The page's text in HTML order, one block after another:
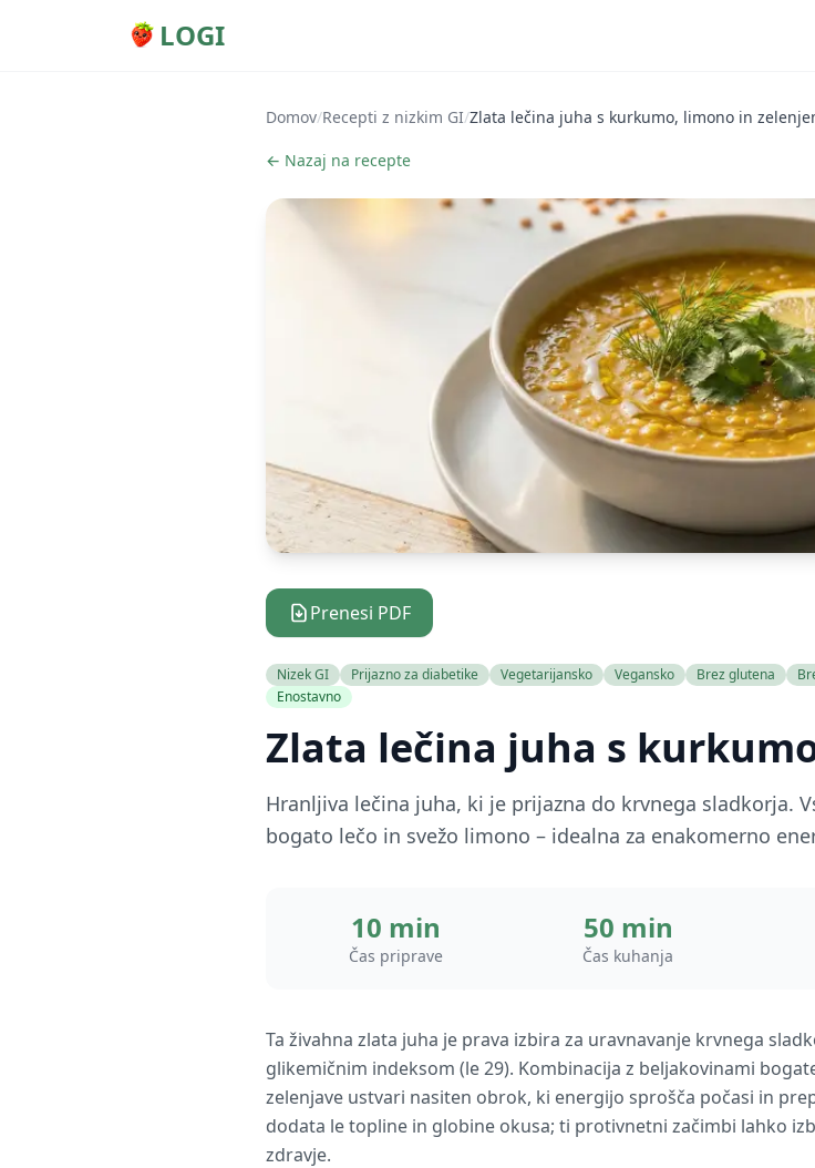
LOGI
Domov/Recepti z nizkim GI/Zlata lečina juha s kurkumo, limono in
← Nazaj na recepte
Prenesi PDF
Nizek GI Prijazno za diabetike Vegetarijansko Vegansko Brez glutena
Enostavno
Zlata lečina juha s
Hranljiva lečina juha, ki je prijazna do krvnega sladkorja.
bogato lečo in svežo limono – idealna za enakomerno
10 min
Čas priprave
50 min
Čas kuhanja
Ta živahna zlata juha je prava izbira za uravnavanje krvnega
glikemičnim indeksom (le 29). Kombinacija z beljakovinami
zelenjave ustvari nasiten obrok, ki energijo sprošča počasi in
dodata le topline in globine okusa; ti protivnetni začimbi lahko
zdravje.